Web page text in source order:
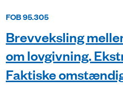
FOB 95.305
Brevveksling
om lovgivning.
Faktiske